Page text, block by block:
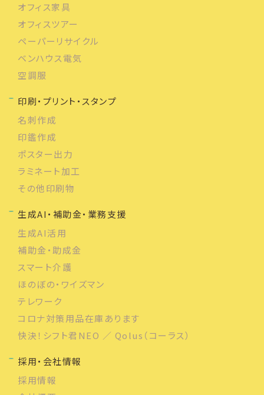
オフィス家具
オフィスツアー
ペーパーリサイクル
ベンハウス電気
空調服
印刷・プリント・スタンプ
名刺作成
印鑑作成
ポスター出力
ラミネート加工
その他印刷物
生成AI・補助金・業務支援
生成AI活用
補助金・助成金
スマート介護
ほのぼの・ワイズマン
テレワーク
コロナ対策用品在庫あります
快決！シフト君NEO ／ Qolus（コーラス）
採用・会社情報
採用情報